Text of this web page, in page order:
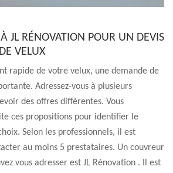
JL RÉNOVATION POUR UN DEVIS
VELUX
rapide de votre velux, une demande de
Adressez-vous à plusieurs
des offres différentes. Vous
ces propositions pour identifier le
Selon les professionnels, il est
au moins 5 prestataires. Un couvreur
vous adresser est JL Rénovation . Il est